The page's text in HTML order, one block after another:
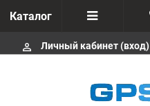
Каталог
Отзывы
+375 291646666
perm_identity Личный кабинет (вход)